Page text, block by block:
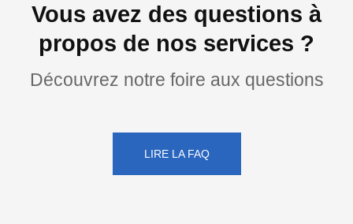
Vous avez des questions à
propos de nos services ?
Découvrez notre foire aux questions
LIRE LA FAQ